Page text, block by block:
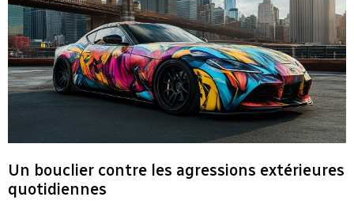
Un bouclier contre les agressions extérieures
quotidiennes